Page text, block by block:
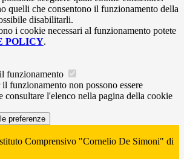
quelli che consentono il funzionamento della
disabilitarli.
i cookie necessari al funzionamento potete
POLICY.
funzionamento
funzionamento non possono essere
consultare l'elenco nella pagina della cookie
preferenze
Comprensivo "Cornelio De Simoni" di